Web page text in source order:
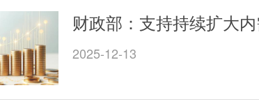
财政部：支持持续扩大
2025-12-13